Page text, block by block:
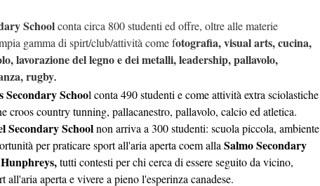
Schoolconta circa 800 studenti ed offre, oltre alle materie
gamma di spirt/club/attività come fotografia, visual arts, cucina,
lavorazione del legno e dei metalli, leadership, pallavolo,
rugby.
Secondary School conta 490 studenti e come attività extra sciolastiche
croos country tunning, pallacanestro, pallavolo, calcio ed atletica.
Secondary Schoolnon arriva a 300 studenti: scuola piccola, ambiente
per praticare sport all'aria aperta coem alla Salmo Secondary
tutti contesti per chi cerca di essere seguito da vicino,
all'aria aperta e vivere a pieno l'esperinza canadese.